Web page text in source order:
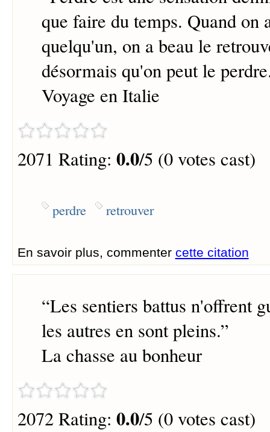
que faire du temps. Quand on
quelqu'un, on a beau le
désormais qu'on peut le
Voyage en Italie
2071 Rating: 0.0/5 (0 votes cast)
perdre retrouver
En savoir plus, commenter cette citation
“Les sentiers battus n'offrent
les autres en sont pleins.”
La chasse au bonheur
2072 Rating: 0.0/5 (0 votes cast)